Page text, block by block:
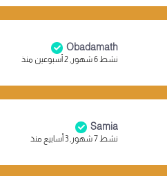
Obadamath
نشط 6 شهور, 2 أسبوعين منذ
Samia
نشط 7 شهور, 3 أسابيع منذ